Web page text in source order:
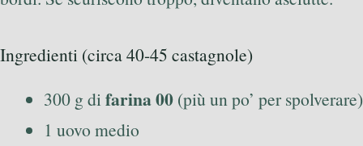
Ingredienti (circa 40-45 castagnole)
300 g difarina 00 (più un po’ per spolverare)
1 uovo medio